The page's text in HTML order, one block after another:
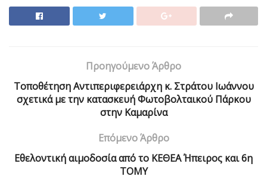
Προηγούμενο Άρθρο
Τοποθέτηση Αντιπεριφερειάρχη κ. Στράτου Ιωάννου
σχετικά με την κατασκευή Φωτοβολταικού Πάρκου
στην Καμαρίνα
Επόμενο Άρθρο
Εθελοντική αιμοδοσία από το ΚΕΘΕΑ Ήπειρος και 6η
ΤΟΜΥ